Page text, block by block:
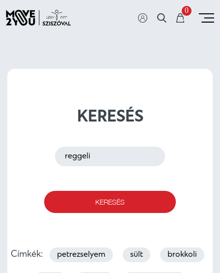
0
KERESÉS
Címkék: petrezselyem sült brokkoli